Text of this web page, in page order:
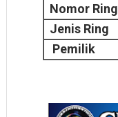
Nomor Ring
Jenis Ring
Pemilik